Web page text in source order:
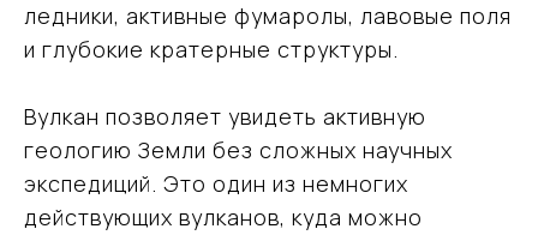
ледники, активные фумаролы, лавовые поля
и глубокие кратерные структуры.
Вулкан позволяет увидеть активную
геологию Земли без сложных научных
экспедиций. Это один из немногих
действующих вулканов, куда можно
тур
Оставьте свои данные, мы свяжемся с вами
и обсудим детали поездки